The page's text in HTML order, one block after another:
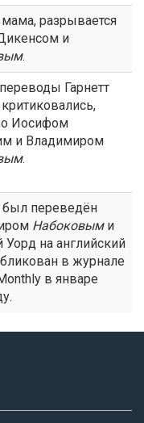
разрывается
и
.
Гарнетт
Иосифом
и Владимиром
.
был переведён
Набоковыми
Уорд на английский
в журнале
в январе